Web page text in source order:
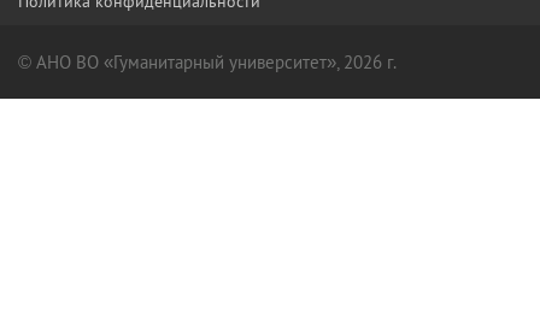
© АНО ВО «Гуманитарный университет», 2026 г.